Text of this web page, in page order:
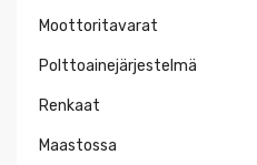
Moottoritavarat
Polttoainejärjestelmä
Renkaat
Maastossa